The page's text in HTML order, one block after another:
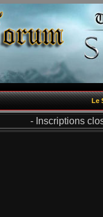
Le
- Inscriptions